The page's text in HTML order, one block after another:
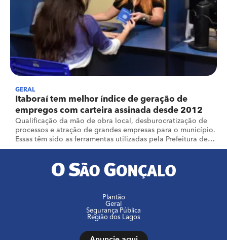
GERAL
Itaboraí tem melhor índice de geração de
empregos com carteira assinada desde 2012
Qualificação da mão de obra local, desburocratização de
processos e atração de grandes empresas para o município.
Essas têm sido as ferramentas utilizadas pela Prefeitura de
Itaboraí para aumentar os índices de geração de empregos.
Plantão
Geral
Segurança Pública
Região dos Lagos